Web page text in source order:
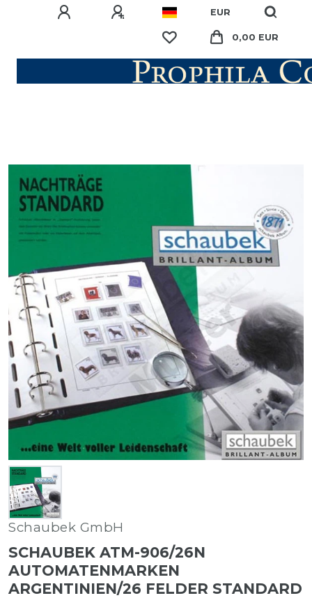
EUR
0,00 EUR
Schaubek GmbH
SCHAUBEK ATM-906/26N
AUTOMATENMARKEN
ARGENTINIEN/26 FELDER STANDARD